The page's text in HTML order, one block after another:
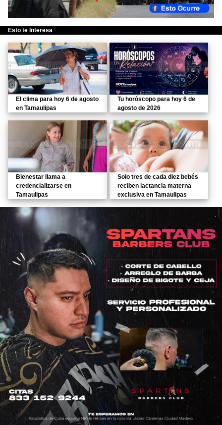
Esto te Interesa
El clima para hoy 6 de agosto
en Tamaulipas
Tu horóscopo para hoy 6 de
agosto de 2026
Bienestar llama a
credencializarse en
Tamaulipas
Solo tres de cada diez bebés
reciben lactancia materna
exclusiva en Tamaulipas